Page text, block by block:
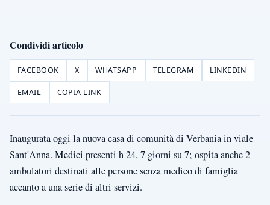
Condividi articolo
FACEBOOK X WHATSAPP TELEGRAM LINKEDIN
EMAIL COPIA LINK
Inaugurata oggi la nuova casa di comunità di Verbania in viale
Sant'Anna. Medici presenti h 24, 7 giorni su 7; ospita anche 2
ambulatori destinati alle persone senza medico di famiglia
accanto a una serie di altri servizi.